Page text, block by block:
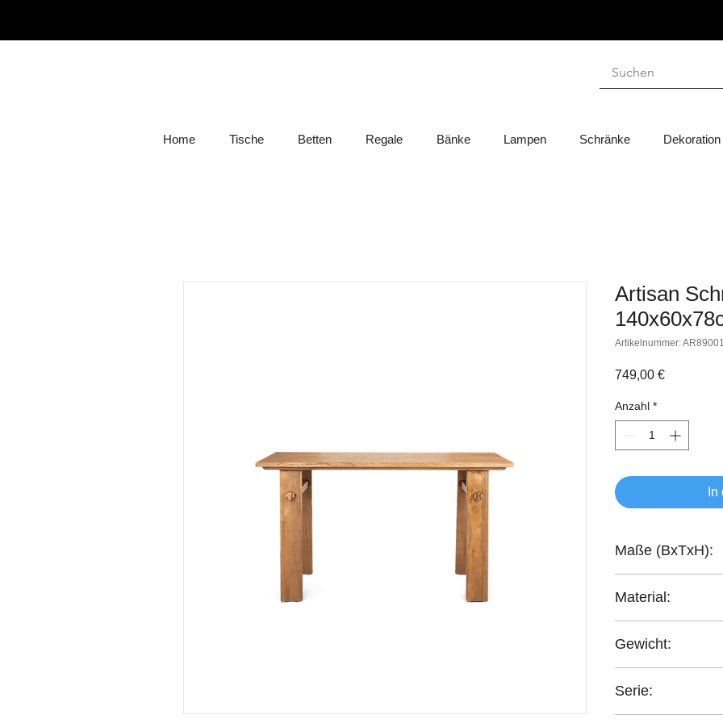
Home Tische Betten Regale Bänke Lampen Schränke Dekoration
Artisan
Artikelnummer:
749,00 €Preis
Anzahl *
Maße (BxTxH):
Material:
Gewicht:
Serie: